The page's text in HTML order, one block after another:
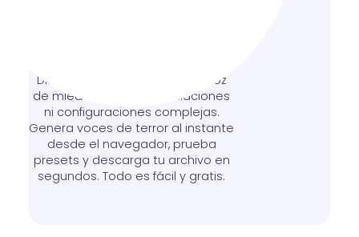
Disfruta de un generador de voz
de miedo online sin instalaciones
ni configuraciones complejas.
Genera voces de terror al instante
desde el navegador, prueba
presets y descarga tu archivo en
segundos. Todo es fácil y gratis.